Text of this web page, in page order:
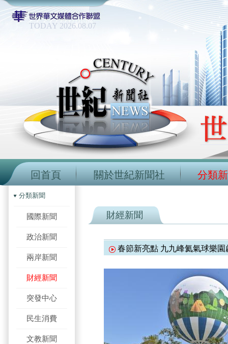
TODAY 2026.08.07
回首頁 關於世紀新聞社 分類
分類新聞
國際新聞
政治新聞
兩岸新聞
財經新聞
突發中心
民生消費
文教新聞
財經新聞
春節新亮點 九九峰氦氣球樂